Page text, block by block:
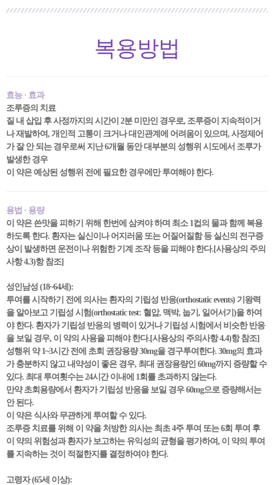
복용방법
효능 · 효과
조루증의 치료
질 내 삽입 후 사정까지의 시간이 2분 미만인 경우로, 조루증이 지속적이거
나 재발하여, 개인적 고통이 크거나 대인관계에 어려움이 있으며, 사정제어
가 잘 안 되는 경우로써 지난 6개월 동안 대부분의 성행위 시도에서 조루가
발생한 경우
이 약은 예상된 성행위 전에 필요한 경우에만 투여해야 한다.
용법 · 용량
이 약은 쓴맛을 피하기 위해 한번에 삼켜야 하며 최소 1컵의 물과 함께 복용
하도록 한다. 환자는 실신이나 어지러움 또는 어질어질함 등 실신의 전구증
상이 발생하면 운전이나 위험한 기계 조작 등을 피해야 한다.[사용상의 주의
사항 4.3)항 참조]
성인남성 (18~64세):
투여를 시작하기 전에 의사는 환자의 기립성 반응(orthostatic events) 기왕력
을 알아보고 기립성 시험(orthostatic test: 혈압, 맥박, 눕기, 일어서기)을 하여
야 한다. 환자가 기립성 반응의 병력이 있거나 기립성 시험에서 비슷한 반응
을 보일 경우, 이 약의 사용을 피해야 한다.[사용상의 주의사항 4.4)항 참조]
성행위 약 1~3시간 전에 초회 권장용량 30mg을 경구투여한다. 30mg의 효과
가 충분하지 않고 내약성이 좋은 경우, 최대 권장용량인 60mg까지 증량할 수
있다. 최대 투여횟수는 24시간 이내에 1회를 초과하지 않는다.
만약 초회용량에서 환자가 기립성 반응을 보일 경우 60mg으로 증량해서는
안 된다.
이 약은 식사와 무관하게 투여할 수 있다.
조루증 치료를 위해 이 약을 처방한 의사는 최초 4주 투여 또는 6회 투여 후
이 약의 위험성과 환자가 보고하는 유익성의 균형을 평가하여, 이 약의 투여
를 지속하는 것이 적절한지를 결정하여야 한다.
고령자 (65세 이상):